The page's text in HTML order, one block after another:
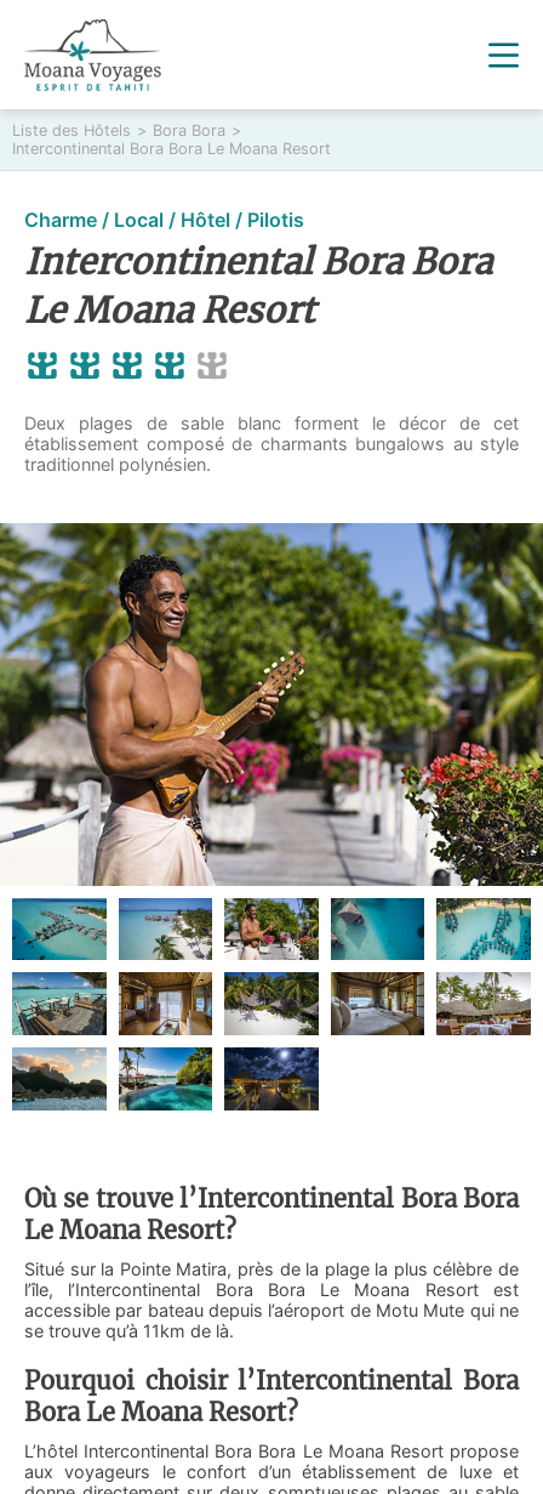
Liste des Hôtels > Bora Bora >
Intercontinental Bora Bora Le Moana Resort
Charme / Local / Hôtel / Pilotis
Intercontinental Bora Bora
Le Moana Resort
Deux plages de sable blanc forment le décor de cet
établissement composé de charmants bungalows au style
traditionnel polynésien.
Où se trouve l’Intercontinental Bora Bora
Le Moana Resort?
Situé sur la Pointe Matira, près de la plage la plus célèbre de
l’île, l’Intercontinental Bora Bora Le Moana Resort est
accessible par bateau depuis l’aéroport de Motu Mute qui ne
se trouve qu’à 11km de là.
Pourquoi choisir l’Intercontinental Bora
Bora Le Moana Resort?
L’hôtel Intercontinental Bora Bora Le Moana Resort propose
aux voyageurs le confort d’un établissement de luxe et